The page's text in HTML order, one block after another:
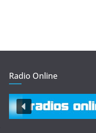
Radio Online